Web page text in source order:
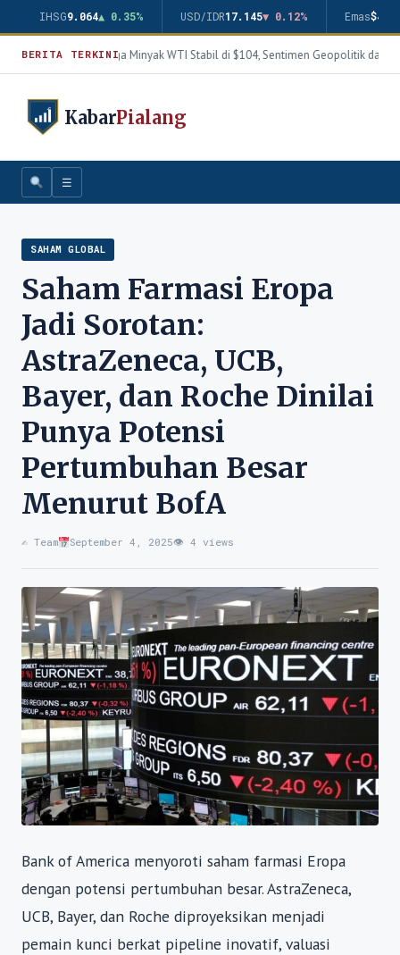
IHSG9.064▲ 0.35% USD/IDR17.145▼ 0.12% Emas
BERITA TERKINIHarga Minyak WTI Stabil di $104, Sentimen Geopolitik dan
KabarPialang
☰
SAHAM GLOBAL
Saham Farmasi Eropa
Jadi Sorotan:
AstraZeneca, UCB,
Bayer, dan Roche Dinilai
Punya Potensi
Pertumbuhan Besar
Menurut BofA
✍️ Team September 4, 2025👁 4 views
Bank of America menyoroti saham farmasi Eropa
dengan potensi pertumbuhan besar. AstraZeneca,
UCB, Bayer, dan Roche diproyeksikan menjadi
pemain kunci berkat pipeline inovatif, valuasi